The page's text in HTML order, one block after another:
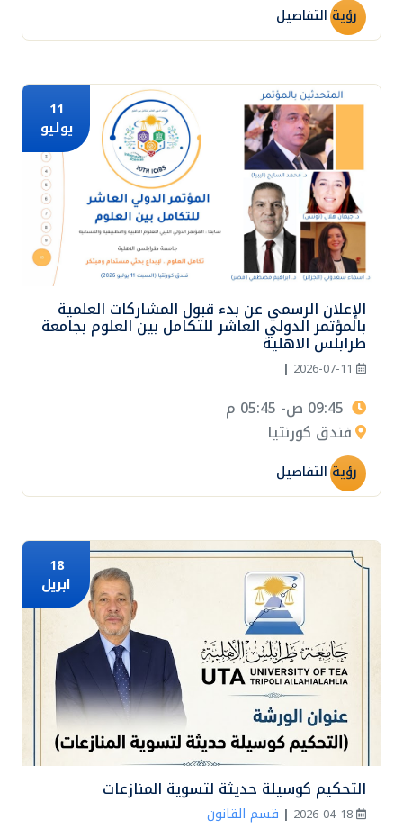
رؤية التفاصيل
11
يوليو
الإعلان الرسمي عن بدء قبول المشاركات العلمية
بالمؤتمر الدولي العاشر للتكامل بين العلوم بجامعة
طرابلس الاهلية
2026-07-11
|
فندق كورنتيا
رؤية التفاصيل
18
ابريل
التحكيم كوسيلة حديثة لتسوية المنازعات
2026-04-18
| قسم القانون